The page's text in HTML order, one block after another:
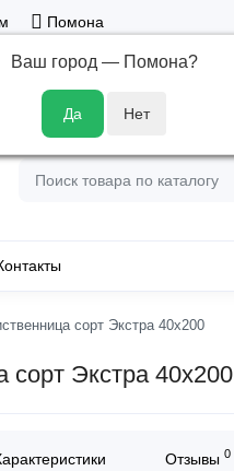
Помона
Ваш город — Помона?
сорт Экстра 40х200
сорт Экстра 40х200
Отзывы 0